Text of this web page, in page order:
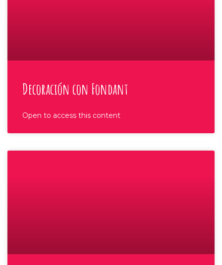
Decoración con Fondant
Open to access this content